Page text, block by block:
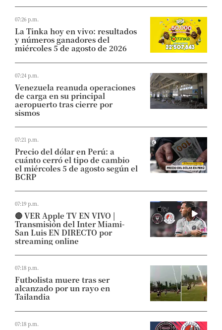
07:26 p.m.
La Tinka hoy en vivo: resultados
y números ganadores del
miércoles 5 de agosto de 2026
07:24 p.m.
Venezuela reanuda operaciones
de carga en su principal
aeropuerto tras cierre por
sismos
07:21 p.m.
Precio del dólar en Perú: a
cuánto cerró el tipo de cambio
el miércoles 5 de agosto según el
BCRP
07:19 p.m.
🔴 VER Apple TV EN VIVO |
Transmisión del Inter Miami-
San Luis EN DIRECTO por
streaming online
07:18 p.m.
Futbolista muere tras ser
alcanzado por un rayo en
Tailandia
07:18 p.m.